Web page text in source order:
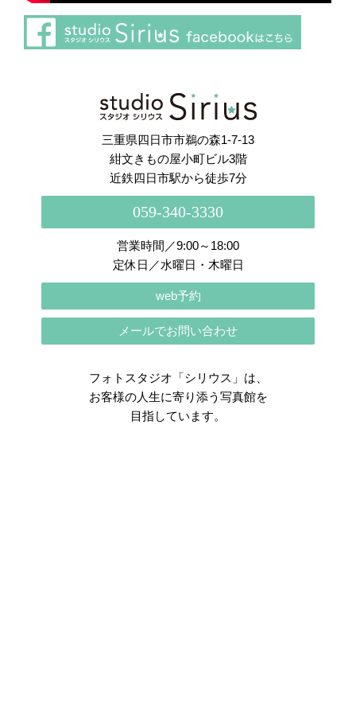
Instagram でフォロー
三重県四日市市鵜の森1-7-13
紺文きもの屋小町ビル3階
近鉄四日市駅から徒歩7分
059-340-3330
営業時間／9:00～18:00
定休日／水曜日・木曜日
web予約
メールでお問い合わせ
フォトスタジオ「シリウス」は、
お客様の人生に寄り添う写真館を
目指しています。